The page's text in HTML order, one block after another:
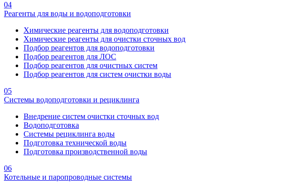
04
Реагенты для воды и водоподготовки
Химические реагенты для водоподготовки
Химические реагенты для очистки сточных вод
Подбор реагентов для водоподготовки
Подбор реагентов для ЛОС
Подбор реагентов для очистных систем
Подбор реагентов для систем очистки воды
05
Системы водоподготовки и рециклинга
Внедрение систем очистки сточных вод
Водоподготовка
Системы рециклинга воды
Подготовка технической воды
Подготовка производственной воды
06
Котельные и паропроводные системы